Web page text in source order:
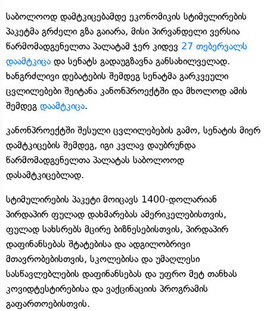
საბოლოოდ დამტკიცებამდე ეკონომიკის სტიმულირების
პაკეტმა გრძელი გზა გაიარა, მისი პირვანდელი ვერსია
წარმომადგენელთა პალატამ ჯერ კიდევ 27 თებერვალს
დაამტკიცა და სენატს გადაუგზავნა განსახილველად.
ხანგრძლივი დებატების შემდეგ სენატმა გარკვეული
ცვლილებები შეიტანა კანონპროექტში და მხოლოდ ამის
შემდეგ დაამტკიცა.
კანონპროექტში შესული ცვლილებების გამო, სენატის მიერ
დამტკიცების შემდეგ, იგი კვლავ დაუბრუნდა
წარმომადგენელთა პალატას საბოლოოდ
დასამტკიცებლად.
სტიმულირების პაკეტი მოიცავს 1400-დოლარიან
პირდაპირ ფულად დახმარებას ამერიკელებისთვის,
ფულად სახსრებს მცირე ბიზნესებისთვის, პირდაპირ
დაფინანსებას შტატებისა და ადგილობრივი
მთავრობებისთვის, სკოლებისა და უმაღლესი
სასწავლებლების დაფინანსებას და უფრო მეტ თანხას
კოვიდტესტირებისა და ვაქცინაციის პროგრამის
გაფართოებისთვის.